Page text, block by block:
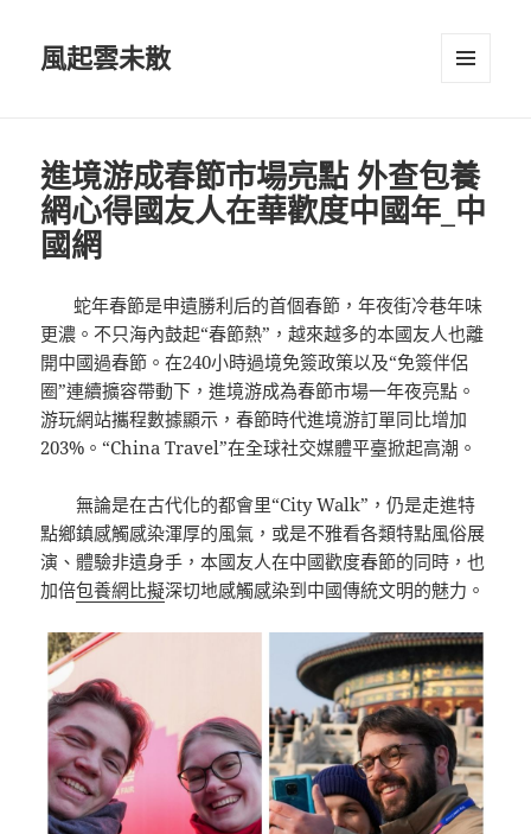
風起雲未散
進境游成春節市場亮點 外查包養
網心得國友人在華歡度中國年_中
國網
蛇年春節是申遺勝利后的首個春節，年夜街冷巷年味
更濃。不只海內鼓起“春節熱”，越來越多的本國友人也離
開中國過春節。在240小時過境免簽政策以及“免簽伴侶
圈”連續擴容帶動下，進境游成為春節市場一年夜亮點。
游玩網站攜程數據顯示，春節時代進境游訂單同比增加
203%。“China Travel”在全球社交媒體平臺掀起高潮。
無論是在古代化的都會里“City Walk”，仍是走進特
點鄉鎮感觸感染渾厚的風氣，或是不雅看各類特點風俗展
演、體驗非遺身手，本國友人在中國歡度春節的同時，也
加倍包養網比擬深切地感觸感染到中國傳統文明的魅力。